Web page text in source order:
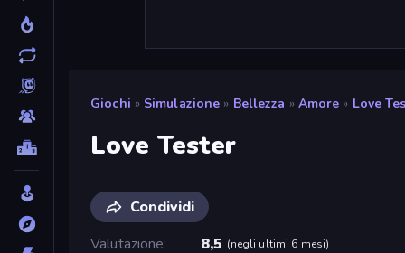
Giochi » Simulazione » Bellezza » Amore » Love
Love Tester
Condividi
Valutazione
8,5 (negli ultimi 6 mesi)